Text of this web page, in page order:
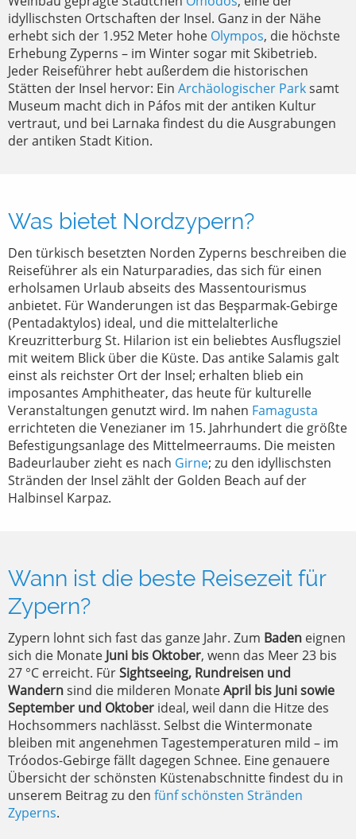
idyllischsten Ortschaften der Insel. Ganz in der Nähe
erhebt sich der 1.952 Meter hohe Olympos, die höchste
Erhebung Zyperns – im Winter sogar mit Skibetrieb.
Jeder Reiseführer hebt außerdem die historischen
Stätten der Insel hervor: Ein Archäologischer Parksamt
Museum macht dich in Páfos mit der antiken Kultur
vertraut, und bei Larnaka findest du die Ausgrabungen
der antiken Stadt Kition.
Was bietet Nordzypern?
Den türkisch besetzten Norden Zyperns beschreiben die
Reiseführer als ein Naturparadies, das sich für einen
erholsamen Urlaub abseits des Massentourismus
anbietet. Für Wanderungen ist das Beşparmak-Gebirge
(Pentadaktylos) ideal, und die mittelalterliche
Kreuzritterburg St. Hilarion ist ein beliebtes Ausflugsziel
mit weitem Blick über die Küste. Das antike Salamis galt
einst als reichster Ort der Insel; erhalten blieb ein
imposantes Amphitheater, das heute für kulturelle
Veranstaltungen genutzt wird. Im nahen Famagusta
errichteten die Venezianer im 15. Jahrhundert die größte
Befestigungsanlage des Mittelmeerraums. Die meisten
Badeurlauber zieht es nach Girne; zu den idyllischsten
Stränden der Insel zählt der Golden Beach auf der
Halbinsel Karpaz.
Wann ist die beste Reisezeit für
Zypern?
Zypern lohnt sich fast das ganze Jahr. Zum Baden eignen
sich die Monate Juni bis Oktober, wenn das Meer 23 bis
27 °C erreicht. FürSightseeing, Rundreisen und
Wandernsind die milderen MonateApril bis Juni sowie
September und Oktober ideal, weil dann die Hitze des
Hochsommers nachlässt. Selbst die Wintermonate
bleiben mit angenehmen Tagestemperaturen mild – im
Tróodos-Gebirge fällt dagegen Schnee. Eine genauere
Übersicht der schönsten Küstenabschnitte findest du in
unserem Beitrag zu den fünf schönsten Stränden
Zyperns.